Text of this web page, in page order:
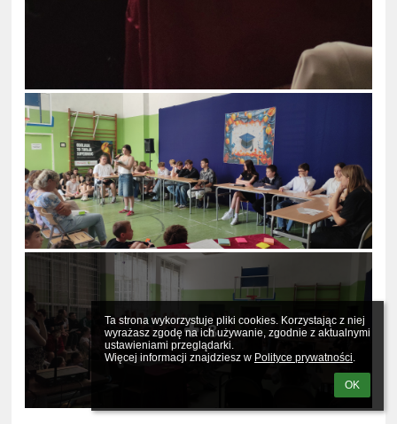
Ta strona wykorzystuje pliki cookies. Korzystając z niej
wyrażasz zgodę na ich używanie, zgodnie z aktualnymi
ustawieniami przeglądarki.
Więcej informacji znajdziesz w Polityce prywatności.
OK
8